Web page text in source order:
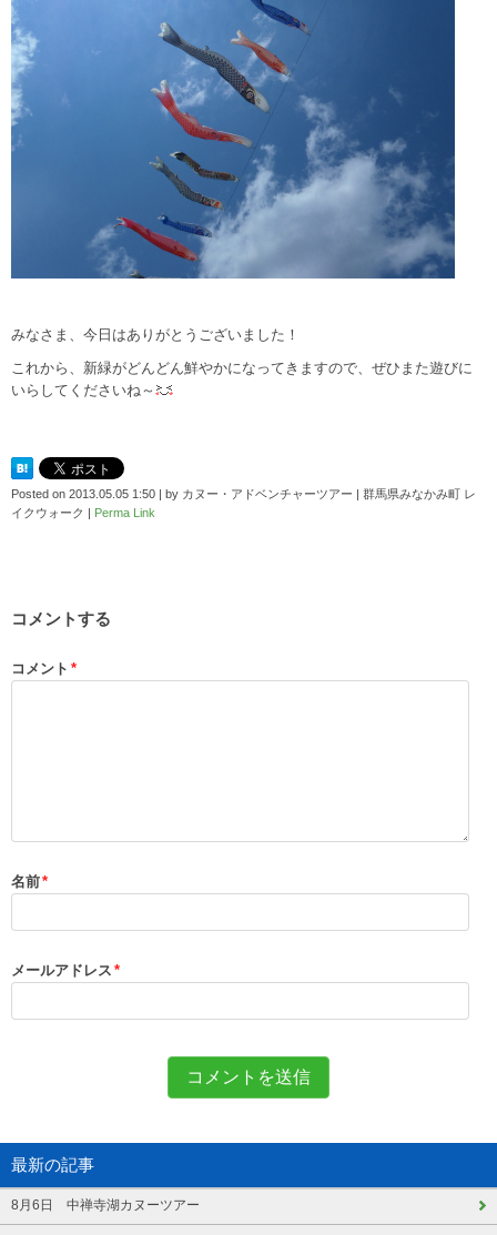
みなさま、今日はありがとうございました！
これから、新緑がどんどん鮮やかになってきますので、ぜひまた遊びに
いらしてくださいね～
Posted on 2013.05.05 1:50 by カヌー・アドベンチャーツアー | 群馬県みなかみ町 レ
イクウォーク
Perma Link
コメントする
コメント *
名前*
メールアドレス *
最新の記事
8月6日 中禅寺湖カヌーツアー